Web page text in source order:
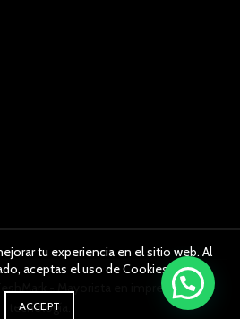
- Mayorista en impresión y
tecnología.
tu experiencia en el sitio web. Al
aceptas el uso de Cookies.
ACCEPT